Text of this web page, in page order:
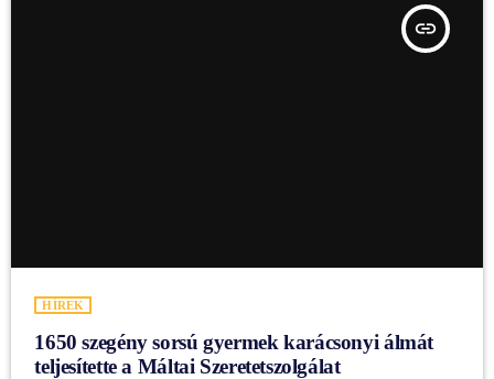
insert_link
HÍREK
1650 szegény sorsú gyermek karácsonyi álmát
teljesítette a Máltai Szeretetszolgálat